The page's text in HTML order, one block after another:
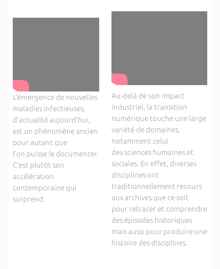
L’émergence de nouvelles
maladies infectieuses,
d’actualité aujourd’hui,
est un phénomène ancien
pour autant que
l’on puisse le documenter.
C’est plutôt son
accélération
contemporaine qui
surprend.
Au-delà de son impact
industriel, la transition
numérique touche une large
variété de domaines,
notamment celui
des sciences humaines et
sociales. En effet, diverses
disciplines ont
traditionnellement recours
aux archives que ce soit
pour retracer et comprendre
des épisodes historiques
mais aussi pour produire une
histoire des disciplines.